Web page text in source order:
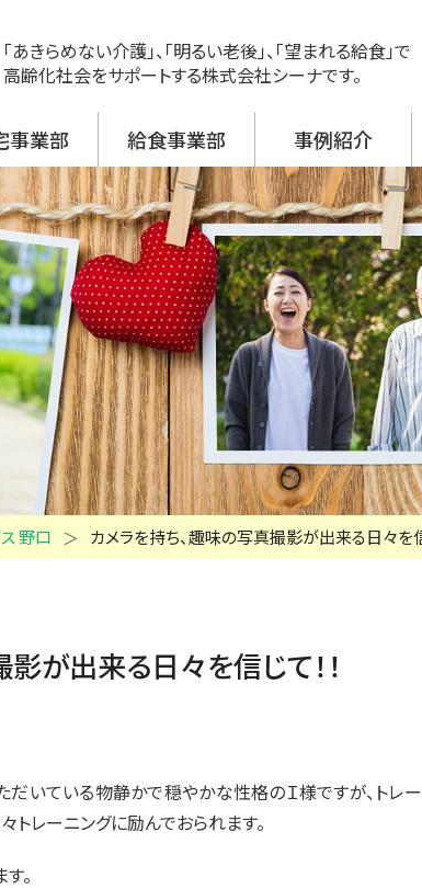
「あきらめない介護」、「明るい老後」、「望まれる給食」で
高齢化社会をサポートする株式会社シーナです。
西
事業部
戸大開
古川
給食事業部
シーナの強み
メニュー紹介
事例紹介
野口 カメラを持ち、趣味の写真撮影が出来る日々を信
が出来る日々を信じて！！
いている物静かで穏やかな性格のＩ様ですが、トレ
レーニングに励んでおられます。
。